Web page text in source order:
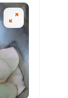
7.1
3.1
30.1